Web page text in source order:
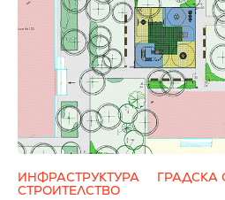
ИНФРАСТРУКТУРА
ГРАДСКА
СТРОИТЕЛСТВО